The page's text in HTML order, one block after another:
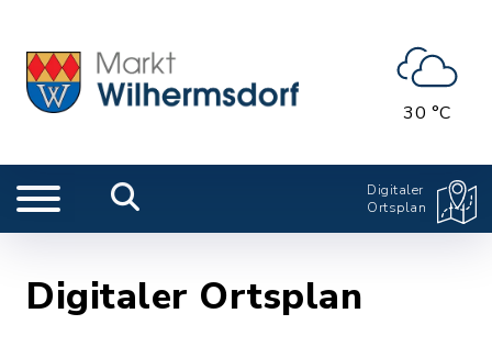
30 °C
Digitaler
Ortsplan
Digitaler Ortsplan